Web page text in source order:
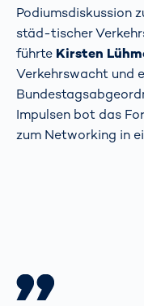
Podiumsdiskussion
städ-tischer
führte Kirsten
Verkehrswacht und
Impulsen bot das
zum Networking in